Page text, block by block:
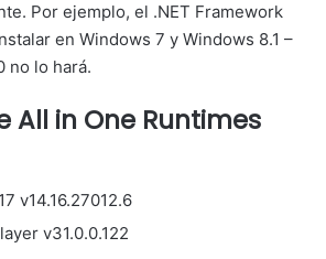
Por ejemplo, el .NET Framework
en Windows 7 y Windows 8.1 –
no lo hará.
All in One Runtimes
v14.16.27012.6
v31.0.0.122